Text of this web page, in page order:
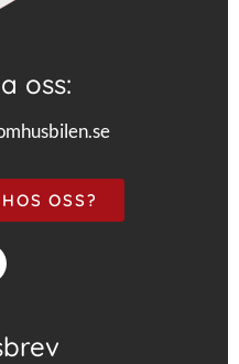
oss:
OSS?